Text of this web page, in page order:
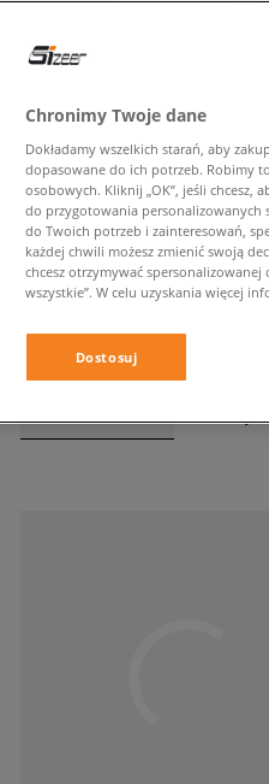
BUTY
Rozmiar
Chronimy Twoje dane
Dokładamy wszelkich starań, aby
dopasowane do ich potrzeb. Robimy
osobowych. Kliknij „OK”, jeśli chcesz,
do przygotowania personalizowanych
do Twoich potrzeb i zainteresowań,
każdej chwili możesz zmienić swoją
chcesz otrzymywać
wszystkie”. W celu uzyskania więcej
Dostosuj